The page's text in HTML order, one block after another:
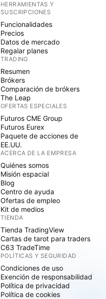
HERRAMIENTAS Y
SUSCRIPCIONES
Funcionalidades
Precios
Datos de mercado
Regalar planes
TRADING
Resumen
Brókers
Comparación de brókers
The Leap
OFERTAS ESPECIALES
Futuros CME Group
Futuros Eurex
Paquete de acciones de
EE.UU.
ACERCA DE LA EMPRESA
Quiénes somos
Misión espacial
Blog
Centro de ayuda
Ofertas de empleo
Kit de medios
TIENDA
Tienda TradingView
Cartas de tarot para traders
C63 TradeTime
POLÍTICAS Y SEGURIDAD
Condiciones de uso
Exención de responsabilidad
Política de privacidad
Política de cookies